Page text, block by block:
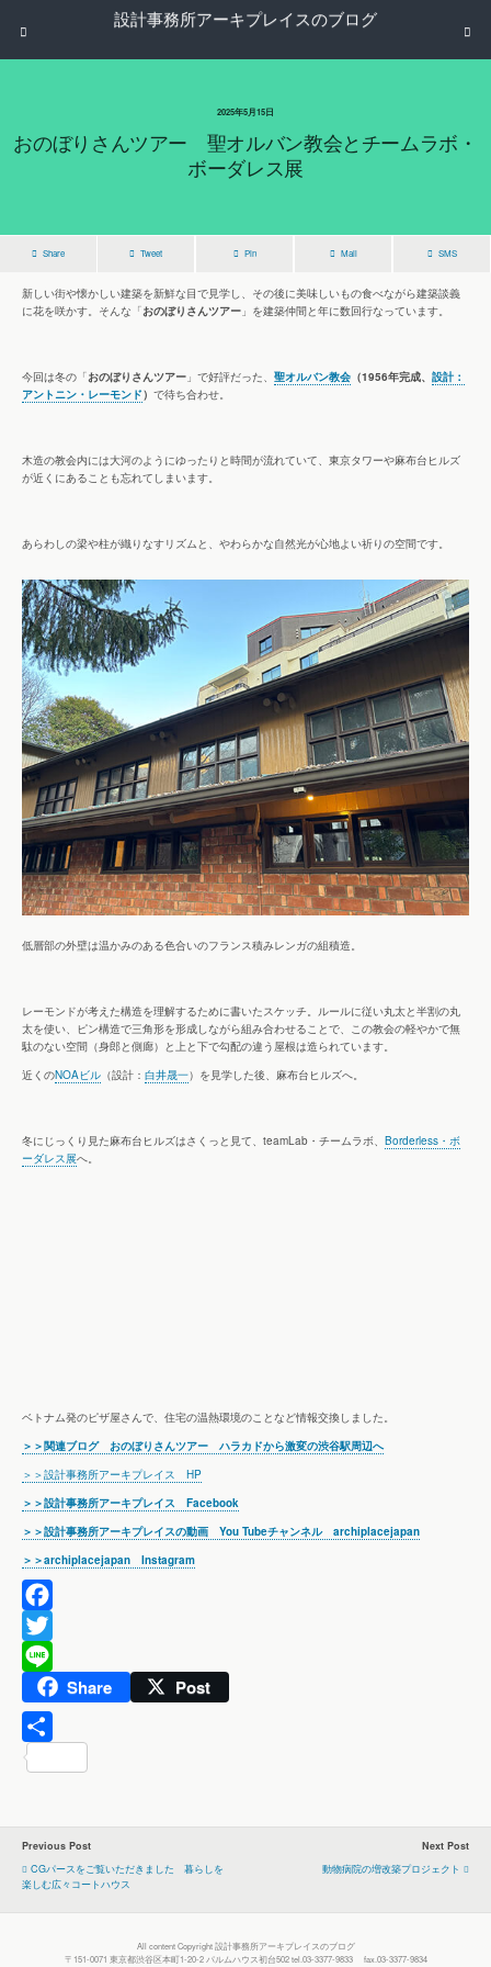
設計事務所アーキプレイスのブログ
2025年5月15日
おのぼりさんツアー 聖オルバン教会とチームラボ・
ボーダレス展
Share Tweet Pin Mail SMS
新しい街や懐かしい建築を新鮮な目で見学し、その後に美味しいもの食べながら建築談義
に花を咲かす。そんな「おのぼりさんツアー 」を建築仲間と年に数回行なっています。
今回は冬の「おのぼりさんツアー 」で好評だった、 聖オルバン教会 （1956年完成、 設計：
アントニン・レーモンド） で待ち合わせ。
木造の教会内には大河のようにゆったりと時間が流れていて、東京タワーや麻布台ヒルズ
が近くにあることも忘れてしまいます。
あらわしの梁や柱が織りなすリズムと、やわらかな自然光が心地よい祈りの空間です。
低層部の外壁は温かみのある色合いのフランス積みレンガの組積造。
レーモンドが考えた構造を理解するために書いたスケッチ。ルールに従い丸太と半割の丸
太を使い、ピン構造で三角形を形成しながら組み合わせることで、この教会の軽やかで無
駄のない空間（身郎と側廊）と上と下で勾配の違う屋根は造られています。
近くのNOAビル （設計： 白井晟一）を見学した後、麻布台ヒルズへ。
冬にじっくり見た麻布台ヒルズはさくっと見て、teamLab・チームラボ、 Borderless・ボ
ーダレス展へ。
ベトナム発のピザ屋さんで、住宅の温熱環境のことなど情報交換しました。
＞＞関連ブログ おのぼりさんツアー ハラカドから激変の渋谷駅周辺へ
＞＞設計事務所アーキプレイス HP
＞＞設計事務所アーキプレイス Facebook
＞＞設計事務所アーキプレイスの動画 You Tubeチャンネル archiplacejapan
＞＞archiplacejapan Instagram
F
a
e
b
k
T
i
r
i
n
Share Post
Previous Post
CGパースをご覧いただきました 暮らしを
楽しむ広々コートハウス
Next Post
動物病院の増改築プロジェクト
All content Copyright 設計事務所アーキプレイスのブログ
〒151-0071 東京都渋谷区本町1-20-2 パルムハウス初台502 tel.03-3377-9833 fax.03-3377-9834